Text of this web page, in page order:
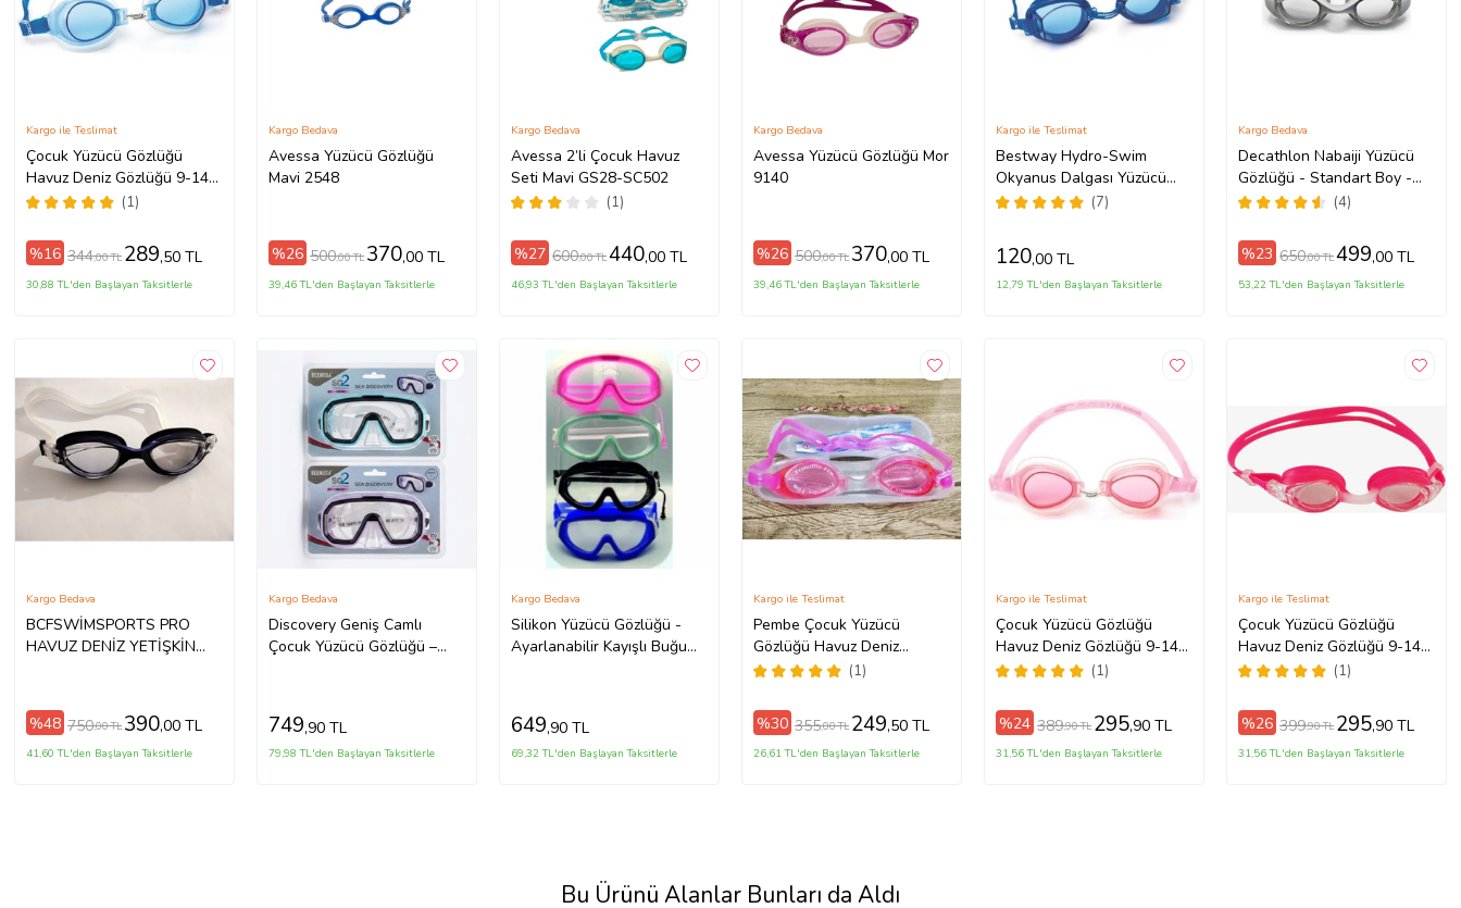
Çocuk Yüzücü Gözlüğü
Havuz Deniz Gözlüğü 9-14
yaş (Mavi)
(1)
Kargo ile Teslimat
%16 344,00 TL 289,50 TL
30,88 TL'den Başlayan Taksitlerle
Avessa Yüzücü Gözlüğü
Mavi 2548
Kargo Bedava
%26 500,00 TL 370,00 TL
39,46 TL'den Başlayan Taksitlerle
Avessa 2’li Çocuk Havuz
Seti Mavi GS28-SC502
(1)
Kargo Bedava
%27 600,00 TL440,00 TL
46,93 TL'den Başlayan Taksitlerle
Avessa Yüzücü Gözlüğü Mor
9140
Kargo Bedava
%26 500,00 TL 370,00 TL
39,46 TL'den Başlayan Taksitlerle
Bestway Hydro-Swim
Okyanus Dalgası Yüzücü
Gözlüğü Mavi Siyah Pembe
(7)
Kargo ile Teslimat
120,00 TL
12,79 TL'den Başlayan Taksitlerle
Decathlon Nabaiji Yüzücü
Gözlüğü - Standart Boy -
Gri - 100 Ready BUĞU
(4)
Kargo Bedava
%23 650,00 TL499,00 TL
53,22 TL'den Başlayan Taksitlerle
BCFSWİMSPORTS PRO
HAVUZ DENİZ YETİŞKİN
Kargo Bedava
%48 750,00 TL 390,00 TL
41,60 TL'den Başlayan Taksitlerle
Discovery Geniş Camlı
Çocuk Yüzücü Gözlüğü –
Kargo Bedava
749,90 TL
79,98 TL'den Başlayan Taksitlerle
Silikon Yüzücü Gözlüğü -
Ayarlanabilir Kayışlı Buğu
Kargo Bedava
649,90 TL
69,32 TL'den Başlayan Taksitlerle
Pembe Çocuk Yüzücü
Gözlüğü Havuz Deniz
Gözlüğü 9-14 yaş
(1)
Kargo ile Teslimat
%30 355,00 TL 249,50 TL
26,61 TL'den Başlayan Taksitlerle
Çocuk Yüzücü Gözlüğü
Havuz Deniz Gözlüğü 9-14
yaş (Pembe)
(1)
Kargo ile Teslimat
%24 389,90 TL 295,90 TL
31,56 TL'den Başlayan Taksitlerle
Çocuk Yüzücü Gözlüğü
Havuz Deniz Gözlüğü 9-14
yaş (Kırmızı)
(1)
Kargo ile Teslimat
%26 399,90 TL 295,90 TL
31,56 TL'den Başlayan Taksitlerle
Bu Ürünü Alanlar Bunları da Aldı